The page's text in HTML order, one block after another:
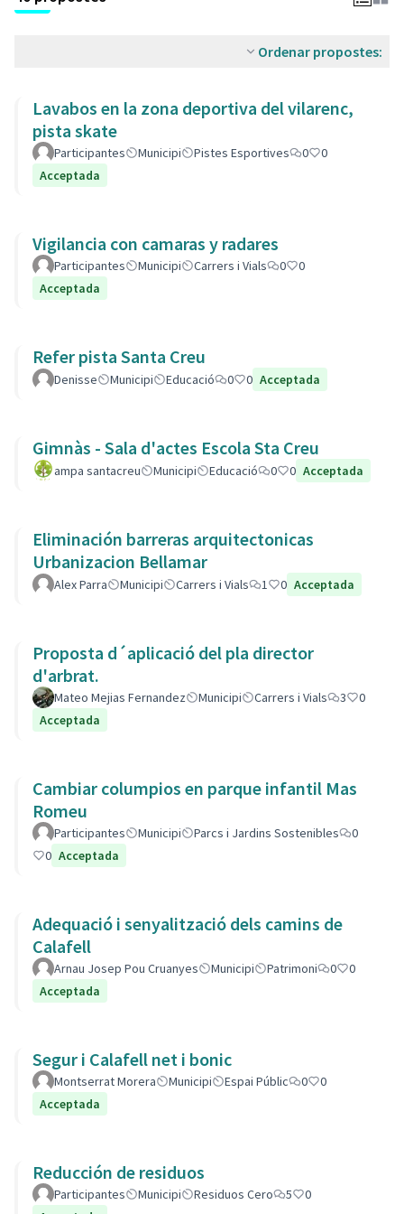
Ordenar propostes:
Lavabos en la zona deportiva del vilarenc,
pista skate
Participantes Municipi Pistes Esportives 0
0
Acceptada
Vigilancia con camaras y radares
Participantes Municipi Carrers i Vials 0
0
Acceptada
Refer pista Santa Creu
Denisse Municipi Educació 0 0 Acceptada
Gimnàs - Sala d'actes Escola Sta Creu
ampa santacreu Municipi Educació 0 0 Acceptada
Eliminación barreras arquitectonicas
Urbanizacion Bellamar
Alex Parra Municipi Carrers i Vials 1 0 Acceptada
Proposta d´aplicació del pla director
d'arbrat.
Mateo Mejias Fernandez Municipi Carrers i Vials 3
0
Acceptada
Cambiar columpios en parque infantil Mas
Romeu
Participantes Municipi Parcs i Jardins Sostenibles
0
0 Acceptada
Adequació i senyalització dels camins de
Calafell
Arnau Josep Pou Cruanyes Municipi Patrimoni 0
0
Acceptada
Segur i Calafell net i bonic
Montserrat Morera Municipi Espai Públic 0
0
Acceptada
Reducción de residuos
Participantes Municipi Residuos Cero 5
0